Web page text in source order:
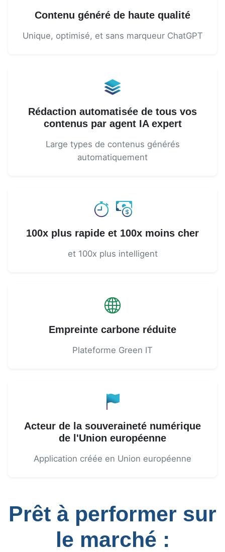
Contenu généré de haute qualité
Unique, optimisé, et sans marqueur ChatGPT
Rédaction automatisée de tous vos
contenus par agent IA expert
Large types de contenus générés
automatiquement
100x plus rapide et 100x moins cher
et 100x plus intelligent
Empreinte carbone réduite
Plateforme Green IT
Acteur de la souveraineté numérique
de l'Union européenne
Application créée en Union européenne
Prêt à performer sur
le marché :